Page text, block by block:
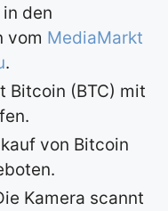
den
vom MediaMarkt
.
Bitcoin (BTC) mit
von Bitcoin
Kamera scannt